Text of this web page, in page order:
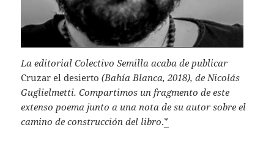
La editorial Colectivo Semilla acaba de publicar
Cruzar el desierto (Bahía Blanca, 2018), de Nicolás
Guglielmetti. Compartimos un fragmento de este
extenso poema junto a una nota de su autor sobre el
camino de construcción del libro.*